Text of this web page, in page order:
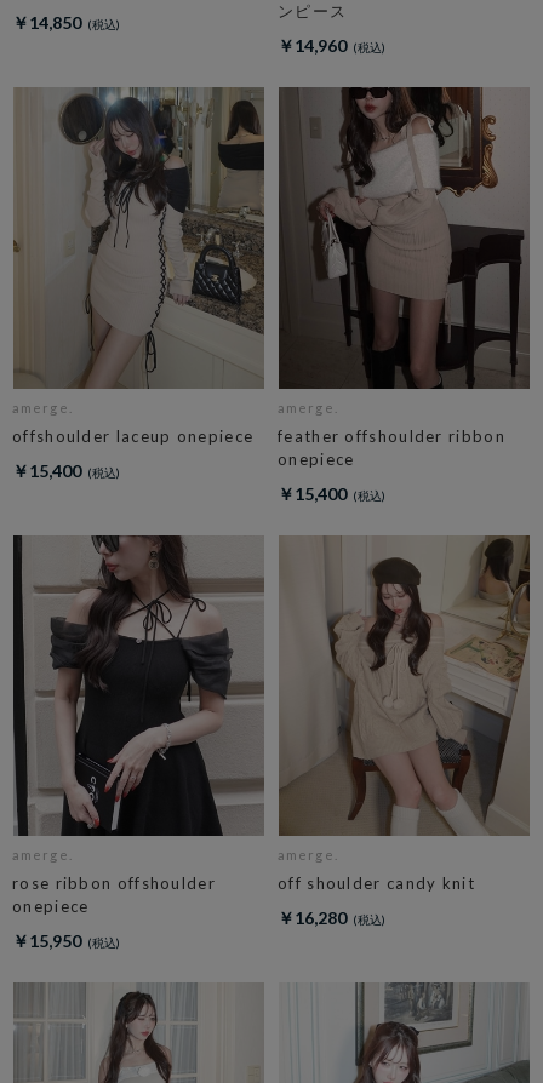
￥14,850
ンピース
￥14,960
amerge.
offshoulder laceup onepiece
￥15,400
amerge.
feather offshoulder ribbon
onepiece
￥15,400
amerge.
rose ribbon offshoulder
onepiece
￥15,950
amerge.
off shoulder candy knit
￥16,280